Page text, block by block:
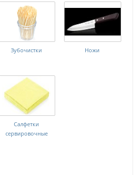
Зубочистки Ножи
Салфетки
сервировочные